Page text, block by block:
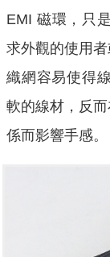
EMI 磁環，只
求外觀的使用
織網容易使得
軟的線材，反
係而影響手感。